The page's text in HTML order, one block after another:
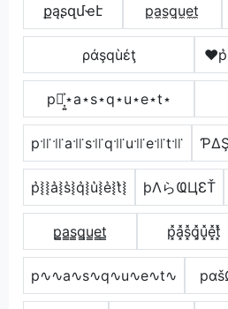
քąʂզմҽէ p̼a̼s̼q̼u̼e̼t̼
ράşqùέţ
p⋆͎͍͐⋆a⋆s⋆q⋆u⋆e⋆t⋆
p꜉꜍꜉꜍a꜉꜍s꜉꜍q꜉꜍u꜉꜍e꜉꜍t꜉꜍
p͛⦚⦚a͛⦚s͛⦚q͛⦚u͛⦚e͛⦚t͛⦚ þΛらҨЦƐŤ
p̳̲a̳s̳q̳u̳e̳t̳ p͓̽a͓̽s͓̽q͓̽u͓̽e͓̽t͓̽
p∿∿a∿s∿q∿u∿e∿t∿